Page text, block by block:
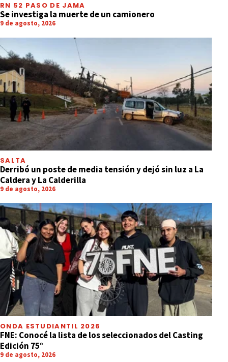
RN 52 PASO DE JAMA
Se investiga la muerte de un camionero
9 de agosto, 2026
SALTA
Derribó un poste de media tensión y dejó sin luz a La
Caldera y La Calderilla
9 de agosto, 2026
ONDA ESTUDIANTIL 2026
FNE: Conocé la lista de los seleccionados del Casting
Edición 75°
9 de agosto, 2026